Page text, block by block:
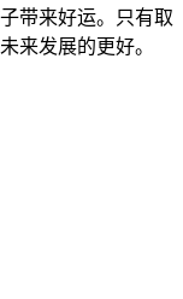
带来好运。只有取
来发展的更好。